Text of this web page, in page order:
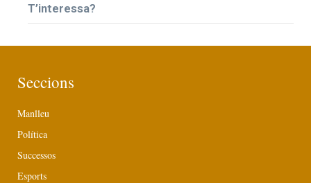
T’interessa?
Seccions
Manlleu
Política
Successos
Esports